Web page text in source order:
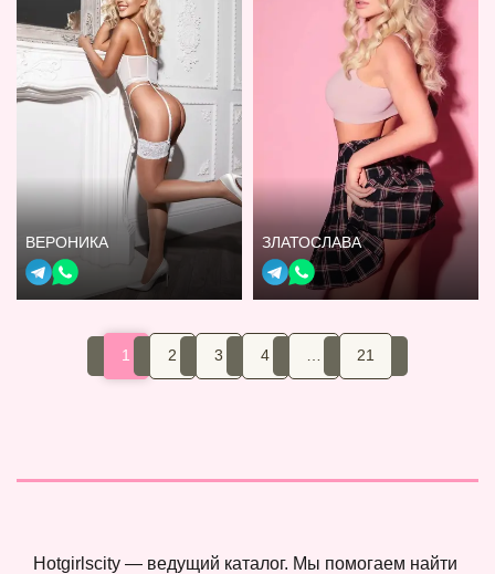
ВЕРОНИКА ЗЛАТОСЛАВА
1 2 3 4 21
Hotgirlscity — ведущий каталог. Мы помогаем найти